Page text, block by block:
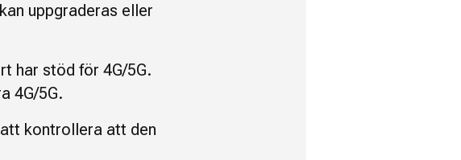
uppgraderas eller
har stöd för 4G/5G.
4G/5G.
kontrollera att den